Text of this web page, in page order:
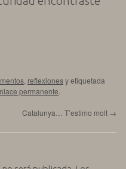
reflexionesy etiquetada
permanente
Catalunya… T’estimo molt →